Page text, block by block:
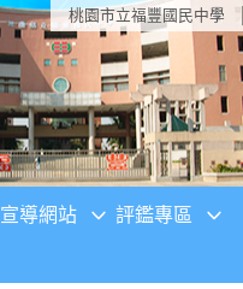
桃園市立福豐國民中學
宣導網站 評鑑專區